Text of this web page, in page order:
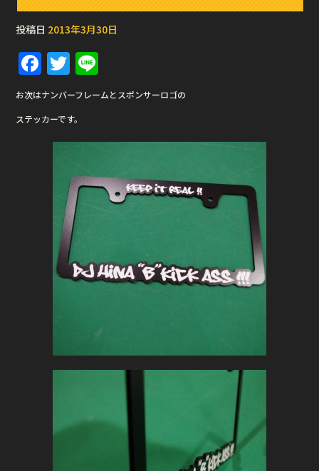
投稿日 2013年3月30日
F
a
c
e
T
w
it
te
n
e
お次はナンバーフレームとスポンサーロゴの
ステッカーです。